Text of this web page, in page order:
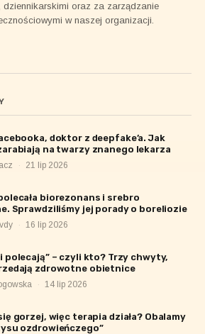
dziennikarskimi oraz za zarządzanie
w naszej organizacji.
doktor z deepfake’a. Jak
na twarzy znanego lekarza
· 21 lip 2026
biorezonans i srebro
Sprawdziliśmy jej porady o boreliozie
· 16 lip 2026
czyli kto? Trzy chwyty,
zdrowotne obietnice
· 14 lip 2026
gorzej, więc terapia działa? Obalamy
ozdrowieńczego”